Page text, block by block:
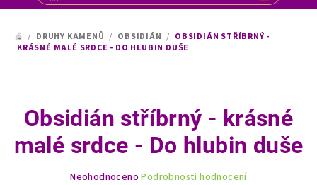
DOMŮ
/ DRUHY KAMENŮ / OBSIDIÁN / OBSIDIÁN STŘÍBRNÝ -
KRÁSNÉ MALÉ SRDCE - DO HLUBIN DUŠE
Obsidián stříbrný - krásné
malé srdce - Do hlubin duše
Neohodnoceno Podrobnosti hodnocení